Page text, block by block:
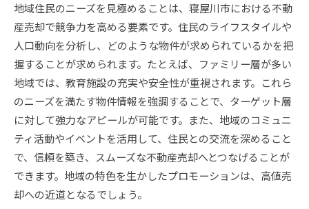
地域住民のニーズを見極めることは、寝屋川市における不動
産売却で競争力を高める要素です。住民のライフスタイルや
人口動向を分析し、どのような物件が求められているかを把
握することが求められます。たとえば、ファミリー層が多い
地域では、教育施設の充実や安全性が重視されます。これら
のニーズを満たす物件情報を強調することで、ターゲット層
に対して強力なアピールが可能です。また、地域のコミュニ
ティ活動やイベントを活用して、住民との交流を深めること
で、信頼を築き、スムーズな不動産売却へとつなげることが
できます。地域の特色を生かしたプロモーションは、高値売
却への近道となるでしょう。